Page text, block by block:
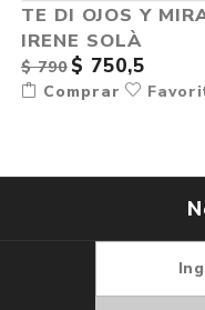
TE DI OJOS Y
IRENE SOLÀ
$ 790 $ 750,5
Comprar